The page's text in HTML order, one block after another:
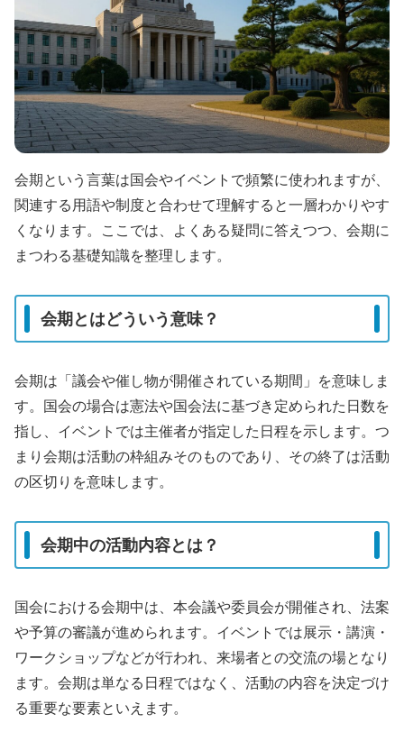
会期という言葉は国会やイベントで頻繁に使われますが、
関連する用語や制度と合わせて理解すると一層わかりやす
くなります。ここでは、よくある疑問に答えつつ、会期に
まつわる基礎知識を整理します。
会期とはどういう意味？
会期は「議会や催し物が開催されている期間」を意味しま
す。国会の場合は憲法や国会法に基づき定められた日数を
指し、イベントでは主催者が指定した日程を示します。つ
まり会期は活動の枠組みそのものであり、その終了は活動
の区切りを意味します。
会期中の活動内容とは？
国会における会期中は、本会議や委員会が開催され、法案
や予算の審議が進められます。イベントでは展示・講演・
ワークショップなどが行われ、来場者との交流の場となり
ます。会期は単なる日程ではなく、活動の内容を決定づけ
る重要な要素といえます。